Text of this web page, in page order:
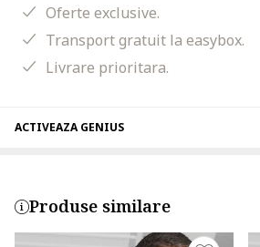
Oferte exclusive.
Transport gratuit la easybox.
Livrare prioritara.
ACTIVEAZA GENIUS
Produse similare